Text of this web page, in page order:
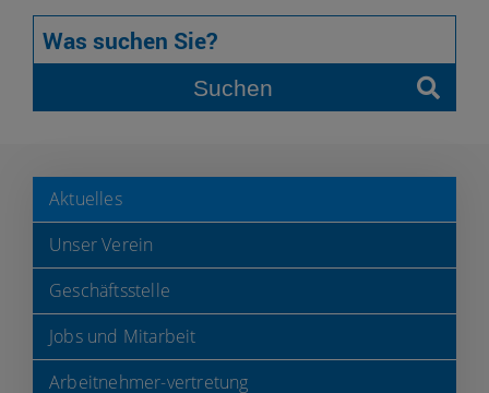
Suchen
Aktuelles
Unser Verein
Geschäftsstelle
Jobs und Mitarbeit
Arbeitnehmer-vertretung